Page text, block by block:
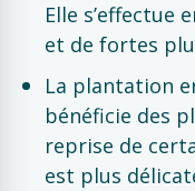
Elle s’effectue
et de fortes
La plantation
bénéficie des
reprise de
est plus